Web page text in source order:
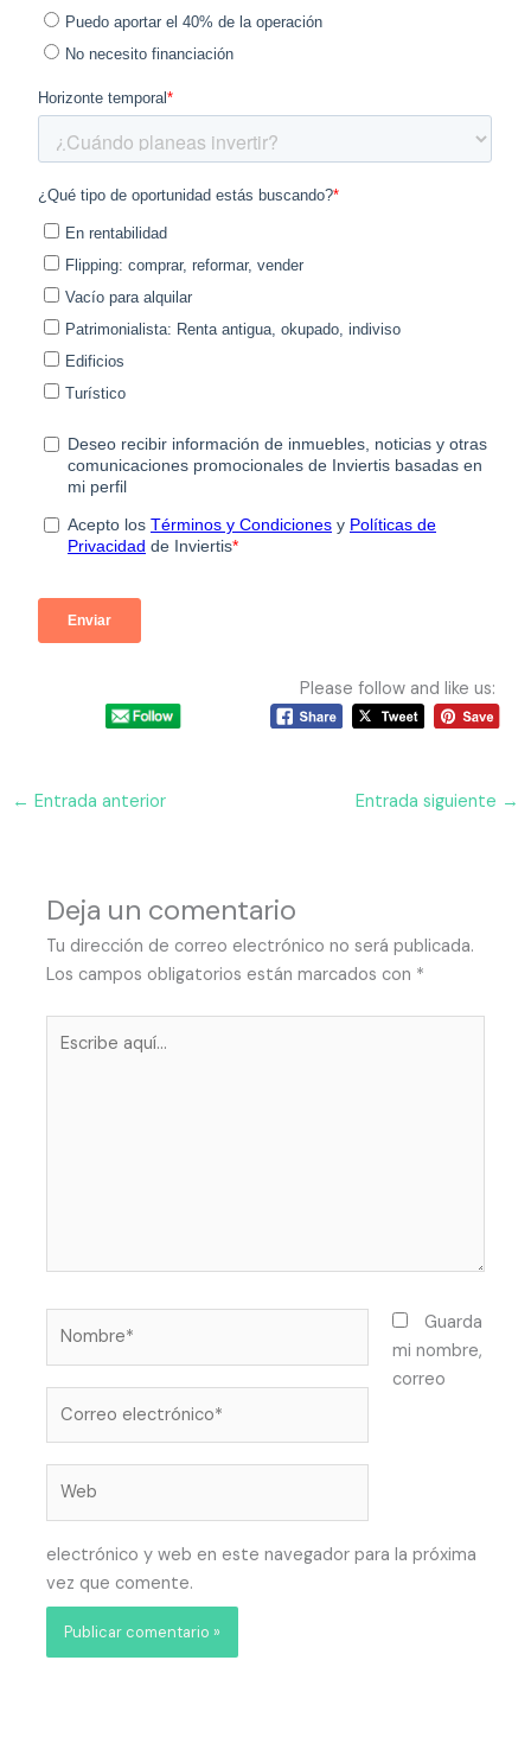
Please follow and like us:
← Entrada anterior Entrada siguiente →
Deja un comentario
Tu dirección de correo electrónico no será publicada.
Los campos obligatorios están marcados con *
aquí...
electrónico*
Guarda
mi nombre,
correo
electrónico y web en este navegador para la próxima
vez que comente.